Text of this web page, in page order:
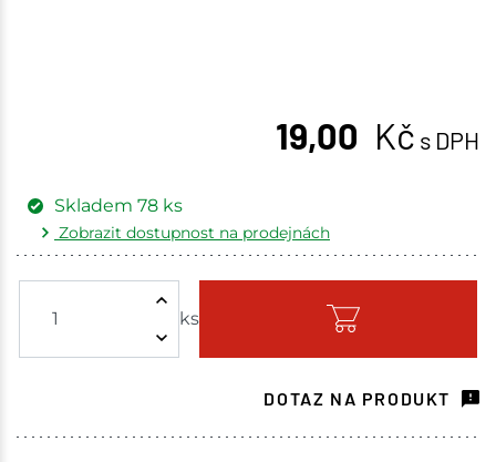
19,00 Kč s DPH
ks
Skladem 78 ks
Zobrazit dostupnost na prodejnách
Skladem - ihned k odeslání
Havlíčkův Brod 8 ks
DOTAZ NA PRODUKT